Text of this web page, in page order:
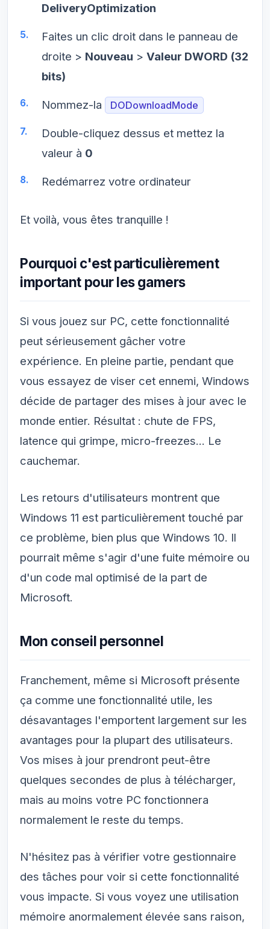
DeliveryOptimization
Faites un clic droit dans le panneau de
droite > Nouveau > Valeur DWORD (32
bits)
Nommez-la DODownloadMode
Double-cliquez dessus et mettez la
valeur à 0
Redémarrez votre ordinateur
Et voilà, vous êtes tranquille !
Pourquoi c'est particulièrement
important pour les gamers
Si vous jouez sur PC, cette fonctionnalité
peut sérieusement gâcher votre
expérience. En pleine partie, pendant que
vous essayez de viser cet ennemi, Windows
décide de partager des mises à jour avec le
monde entier. Résultat : chute de FPS,
latence qui grimpe, micro-freezes... Le
cauchemar.
Les retours d'utilisateurs montrent que
Windows 11 est particulièrement touché par
ce problème, bien plus que Windows 10. Il
pourrait même s'agir d'une fuite mémoire ou
d'un code mal optimisé de la part de
Microsoft.
Mon conseil personnel
Franchement, même si Microsoft présente
ça comme une fonctionnalité utile, les
désavantages l'emportent largement sur les
avantages pour la plupart des utilisateurs.
Vos mises à jour prendront peut-être
quelques secondes de plus à télécharger,
mais au moins votre PC fonctionnera
normalement le reste du temps.
N'hésitez pas à vérifier votre gestionnaire
des tâches pour voir si cette fonctionnalité
vous impacte. Si vous voyez une utilisation
mémoire anormalement élevée sans raison,